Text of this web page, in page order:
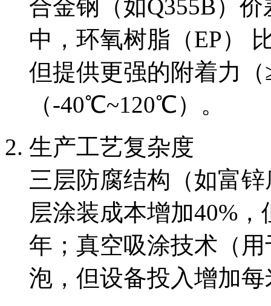
合金钢（如Q355B）
中，环氧树脂（EP）
但提供更强的附着力
（-40℃~120℃）。
生产工艺复杂度
三层防腐结构（如富
层涂装成本增加40%
年；真空吸涂技术（
泡，但设备投入增加每